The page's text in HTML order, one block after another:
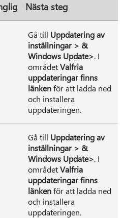
Nästa steg
Gå till Uppdatering av
inställningar > &
Windows Update>. I
områdetValfria
uppdateringar finns
länkenför att ladda ned
och installera
uppdateringen.
Gå till Uppdatering av
inställningar > &
Windows Update>. I
områdetValfria
uppdateringar finns
länkenför att ladda ned
och installera
uppdateringen.